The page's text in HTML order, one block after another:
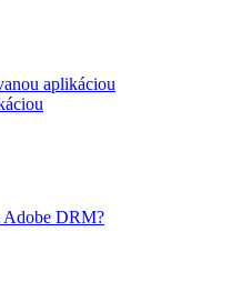
aplikáciou
Adobe DRM?